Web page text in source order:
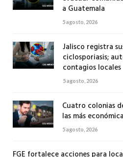
a Guatemala
5 agosto, 2026
Jalisco registra
ciclosporiasis;
contagios locales
5 agosto, 2026
Cuatro colonias
las más
5 agosto, 2026
FGE fortalece acciones para